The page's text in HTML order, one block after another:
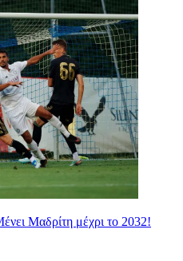
Μαδρίτη μέχρι το 2032!